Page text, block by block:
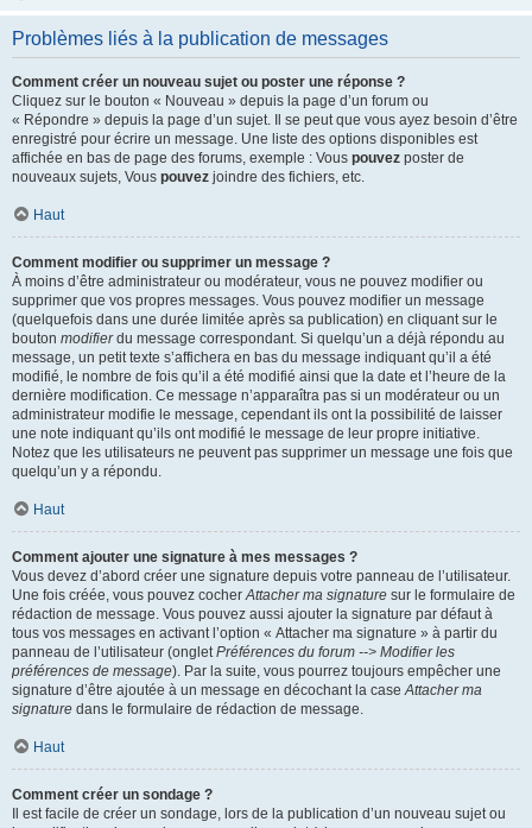
Problèmes liés à la publication de messages
Comment créer un nouveau sujet ou poster une réponse ?
Cliquez sur le bouton « Nouveau » depuis la page d’un forum ou
« Répondre » depuis la page d’un sujet. Il se peut que vous ayez besoin d’être
enregistré pour écrire un message. Une liste des options disponibles est
affichée en bas de page des forums, exemple : Vous pouvez poster de
nouveaux sujets, Vous pouvez joindre des fichiers, etc.
Haut
Comment modifier ou supprimer un message ?
À moins d’être administrateur ou modérateur, vous ne pouvez modifier ou
supprimer que vos propres messages. Vous pouvez modifier un message
(quelquefois dans une durée limitée après sa publication) en cliquant sur le
bouton modifierdu message correspondant. Si quelqu’un a déjà répondu au
message, un petit texte s’affichera en bas du message indiquant qu’il a été
modifié, le nombre de fois qu’il a été modifié ainsi que la date et l’heure de la
dernière modification. Ce message n’apparaîtra pas si un modérateur ou un
administrateur modifie le message, cependant ils ont la possibilité de laisser
une note indiquant qu’ils ont modifié le message de leur propre initiative.
Notez que les utilisateurs ne peuvent pas supprimer un message une fois que
quelqu’un y a répondu.
Haut
Comment ajouter une signature à mes messages ?
Vous devez d’abord créer une signature depuis votre panneau de l’utilisateur.
Une fois créée, vous pouvez cocherAttacher ma signature sur le formulaire de
rédaction de message. Vous pouvez aussi ajouter la signature par défaut à
tous vos messages en activant l’option « Attacher ma signature » à partir du
panneau de l’utilisateur (ongletPréférences du forum --> Modifier les
préférences de message). Par la suite, vous pourrez toujours empêcher une
signature d’être ajoutée à un message en décochant la caseAttacher ma
signature dans le formulaire de rédaction de message.
Haut
Comment créer un sondage ?
Il est facile de créer un sondage, lors de la publication d’un nouveau sujet ou